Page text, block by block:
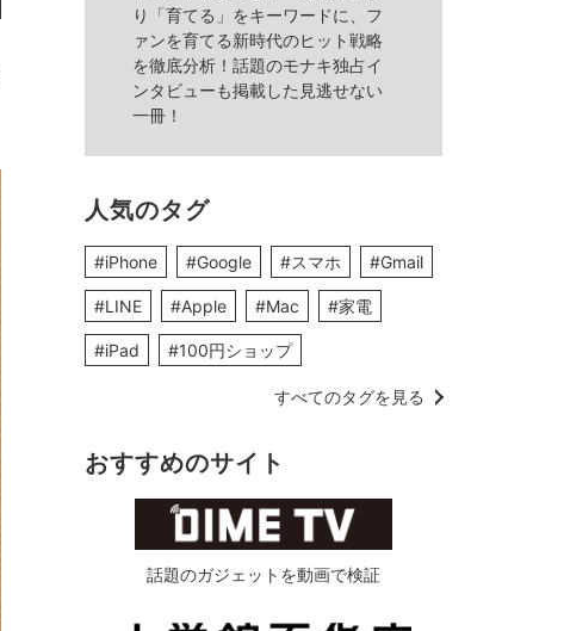
り「育てる」をキーワードに、フ
ァンを育てる新時代のヒット戦略
を徹底分析！話題のモナキ独占イ
ンタビューも掲載した見逃せない
一冊！
人気のタグ
#iPhone #Google #スマホ #Gmail
#LINE #Apple #Mac #家電
#iPad #100円ショップ
すべてのタグを見る
おすすめのサイト
話題のガジェットを動画で検証